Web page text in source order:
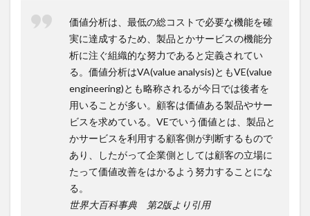
価値分析は、最低の総コストで必要な機能を確
実に達成するため、製品とかサービスの機能分
析に注ぐ組織的な努力であると定義されてい
る。価値分析はVA(value analysis)ともVE(value
engineering)とも略称されるが今日では後者を
用いることが多い。顧客は価値ある製品やサー
ビスを求めている。VEでいう価値とは、製品と
かサービスを利用する顧客側が判断するもので
あり、したがって企業側としては顧客の立場に
たって価値改善をはかるよう努力することにな
る。
世界大百科事典 第2版より引用